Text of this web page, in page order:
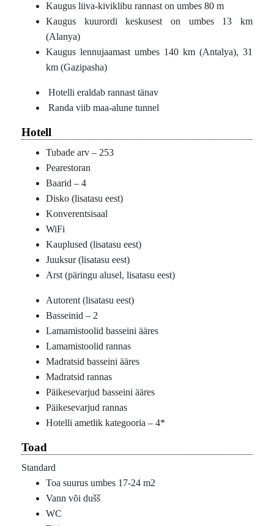
Kaugus liiva-kiviklibu rannast on umbes 80 m
Kaugus kuurordi keskusest on umbes 13 km
(Alanya)
Kaugus lennujaamast umbes 140 km (Antalya), 31
km (Gazipasha)
Hotelli eraldab rannast tänav
Randa viib maa-alune tunnel
Hotell
Tubade arv – 253
Pearestoran
Baarid – 4
Disko (lisatasu eest)
Konverentsisaal
WiFi
Kauplused (lisatasu eest)
Juuksur (lisatasu eest)
Arst (päringu alusel, lisatasu eest)
Autorent (lisatasu eest)
Basseinid – 2
Lamamistoolid basseini ääres
Lamamistoolid rannas
Madratsid basseini ääres
Madratsid rannas
Päikesevarjud basseini ääres
Päikesevarjud rannas
Hotelli ametlik kategooria – 4*
Toad
Standard
Toa suurus umbes 17-24 m2
Vann või dušš
WC